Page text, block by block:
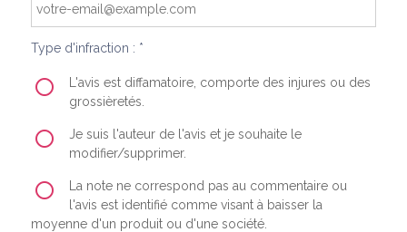
Type d'infraction : *
L'avis est diffamatoire, comporte des injures ou des
grossièretés.
Je suis l'auteur de l'avis et je souhaite le
modifier/supprimer.
La note ne correspond pas au commentaire ou
l'avis est identifié comme visant à baisser la
moyenne d'un produit ou d'une société.